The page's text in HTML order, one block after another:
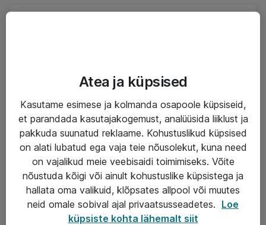
Teenused
IT taristu
Haldusteenused
Garantii
Turva- ja nõrkvoolulahendused
Atea ja küpsised
Kasutame esimese ja kolmanda osapoole küpsiseid,
et parandada kasutajakogemust, analüüsida liiklust ja
pakkuda suunatud reklaame. Kohustuslikud küpsised
on alati lubatud ega vaja teie nõusolekut, kuna need
on vajalikud meie veebisaidi toimimiseks. Võite
nõustuda kõigi või ainult kohustuslike küpsistega ja
hallata oma valikuid, klõpsates allpool või muutes
neid omale sobival ajal privaatsusseadetes. Loe
küpsiste kohta lähemalt siit